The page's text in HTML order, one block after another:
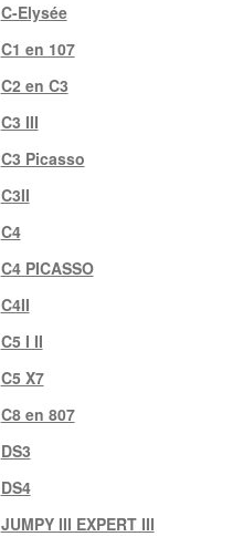
C-Elysée
C1 en 107
C2 en C3
C3 III
C3 Picasso
C3II
C4
C4 PICASSO
C4II
C5 I II
C5 X7
C8 en 807
DS3
DS4
JUMPY III EXPERT III